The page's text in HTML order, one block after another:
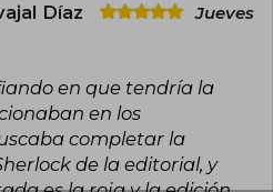
Díaz
Jueves
en que tendría la
en los
completar la
de la editorial, y